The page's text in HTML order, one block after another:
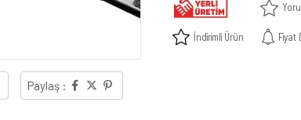
Paylaş :
İndirimli Ürün Fiyat